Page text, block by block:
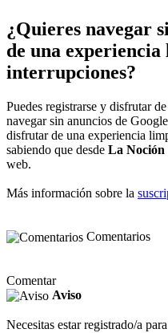
¿Quieres navegar
de una
interrupciones?
Puedes registrarse y disfrutar
navegar sin anuncios de
disfrutar de una experiencia
sabiendo que desde La Noción
web.
Más información sobre la
Comentarios
Comentar
Aviso
Necesitas estar registrado/a